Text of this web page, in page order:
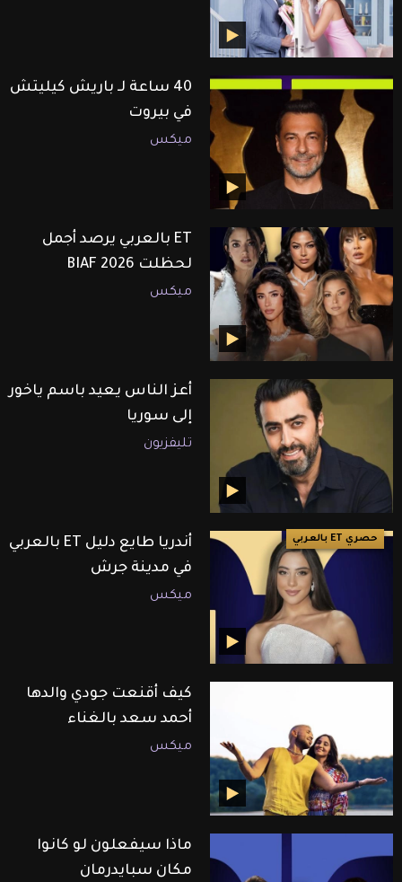
40 ساعة لـ باريش كيليتش
في بيروت
ميكس
ET بالعربي يرصد أجمل
لحظلت BIAF 2026
ميكس
أعز الناس يعيد باسم ياخور
إلى سوريا
تليفزيون
حصري ET بالعربي
أندريا طايع دليل ET بالعربي
في مدينة جرش
ميكس
كيف أقنعت جودي والدها
أحمد سعد بالغناء
ميكس
ماذا سيفعلون لو كانوا
مكان سبايدرمان